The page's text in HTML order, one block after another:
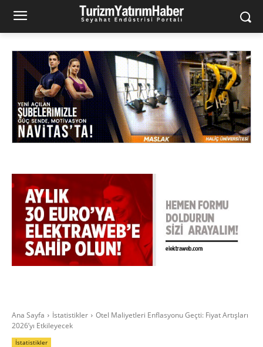
Ana Sayfa İstatistikler
Otel Maliyetleri Enflasyonu Geçti: Fiyat Artışları
2026’yı Etkileyecek
İstatistikler